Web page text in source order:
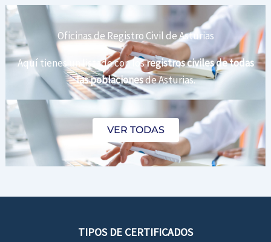
Oficinas de Registro Civil de Asturias
Aquí tienes un listado con losregistros civiles de todas
las poblacionesde Asturias.
VER TODAS
TIPOS DE CERTIFICADOS